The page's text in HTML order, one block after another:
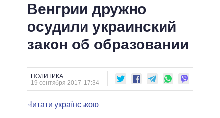
СОБЫТИЯ
СТАТЬИ
МНЕНИЯ
ОБЗОРЫ
ДАЙДЖЕСТЫ
ЭКОНОМИКА
ОБЩЕСТВО
ПОЛИТИКИ
ВСЕ ПОЛИТИКИ
ПРЕЗИДЕНТ И ОФИС
ВЕРХОВНАЯ РАДА
КАБИНЕТ МИНИСТРОВ
МЭРЫ
ИНФОГРАФИКА
ПОДДЕРЖАТЬ
СРАВНЕНИЕ ПОЛИТИКОВ
Венгрии дружно
осудили украинский
закон об образовании
ПОЛИТИКА
19 сентября 2017, 17:34
Читати українською